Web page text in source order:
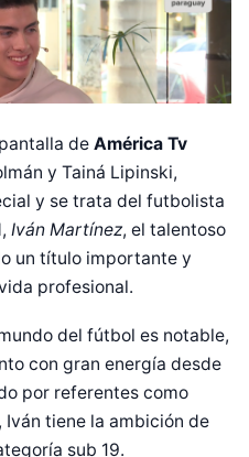
de América Tv
y Tainá Lipinski,
y se trata del futbolista
, Iván Martínez, el talentoso
un título importante y
profesional.
del fútbol es notable,
con gran energía desde
por referentes como
, Iván tiene la ambición de
sub 19.